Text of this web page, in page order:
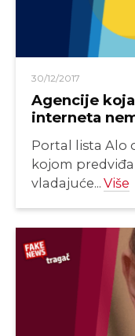
30/12/2017
Agencije
interneta
Portal lista Alo
kojom
vladajuće... Više